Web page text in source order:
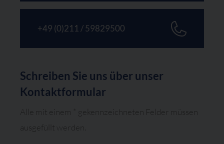
+49 (0)211 / 59829500
Schreiben Sie uns über unser
Kontaktformular
Alle mit einem * gekennzeichneten Felder müssen
ausgefüllt werden.